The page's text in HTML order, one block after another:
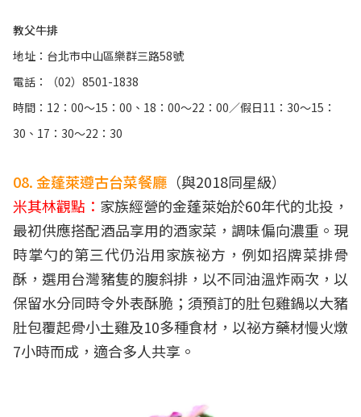
教父牛排
地址：台北市中山區樂群三路58號
電話：（02）8501-1838
時間：12：00～15：00、18：00～22：00／假日11：30～15：
30、17：30～22：30
08. 金蓬萊遵古台菜餐廳 （與2018同星級）
米其林觀點： 家族經營的金蓬萊始於60年代的北投，
最初供應搭配酒品享用的酒家菜，調味偏向濃重。現
時掌勺的第三代仍沿用家族祕方，例如招牌菜排骨
酥，選用台灣豬隻的腹斜排，以不同油溫炸兩次，以
保留水分同時令外表酥脆；須預訂的肚包雞鍋以大豬
肚包覆起骨小土雞及10多種食材，以祕方藥材慢火燉
7小時而成，適合多人共享。